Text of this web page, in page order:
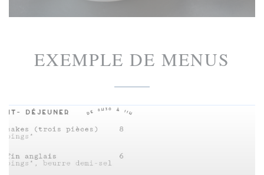
EXEMPLE DE MENUS